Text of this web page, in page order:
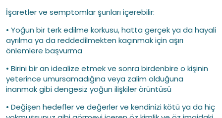
İşaretler ve semptomlar şunları içerebilir:
• Yoğun bir terk edilme korkusu, hatta gerçek ya da hayali
ayrılma ya da reddedilmekten kaçınmak için aşırı
önlemlere başvurma
• Birini bir an idealize etmek ve sonra birdenbire o kişinin
yeterince umursamadığına veya zalim olduğuna
inanmak gibi dengesiz yoğun ilişkiler örüntüsü
• Değişen hedefler ve değerler ve kendinizi kötü ya da hiç